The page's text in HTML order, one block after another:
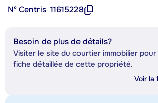
Nº Centris 11615228
Besoin de plus de détails?
Visiter le site du courtier immobilier
fiche détaillée de cette propriété.
Voir la